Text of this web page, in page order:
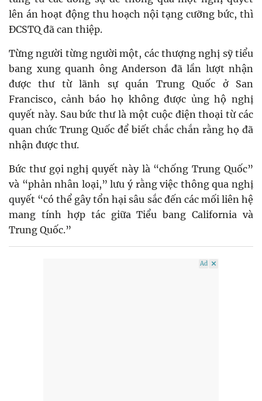
lên án hoạt động thu hoạch nội tạng cưỡng bức, thì
ĐCSTQ đã can thiệp.
Từng người từng người một, các thượng nghị sỹ tiểu
bang xung quanh ông Anderson đã lần lượt nhận
được thư từ lãnh sự quán Trung Quốc ở San
Francisco, cảnh báo họ không được ủng hộ nghị
quyết này. Sau bức thư là một cuộc điện thoại từ các
quan chức Trung Quốc để biết chắc chắn rằng họ đã
nhận được thư.
Bức thư gọi nghị quyết này là “chống Trung Quốc”
và “phản nhân loại,” lưu ý rằng việc thông qua nghị
quyết “có thể gây tổn hại sâu sắc đến các mối liên hệ
mang tính hợp tác giữa Tiểu bang California và
Trung Quốc.”
Ad